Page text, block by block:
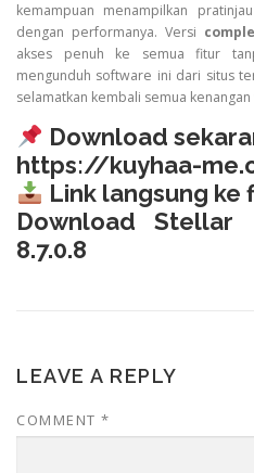
kemampuan menampilkan
dengan performanya. Versi
akses penuh ke semua fitur
mengunduh software ini dari situs
selamatkan kembali semua kenangan
Download
https://kuyhaa-
Link langsung ke
Download Stellar
8.7.0.8
LEAVE A REPLY
COMMENT *